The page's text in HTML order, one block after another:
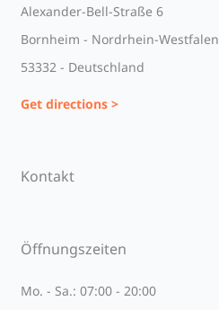
Alexander-Bell-Straße 6
Bornheim - Nordrhein-Westfalen
53332 - Deutschland
Get directions >
Kontakt
Öffnungszeiten
Mo. - Sa.: 07:00 - 20:00